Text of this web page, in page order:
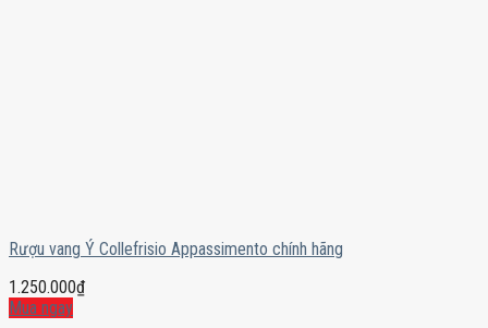
Rượu vang Ý Collefrisio Appassimento chính hãng
1.250.000₫
Mua ngay